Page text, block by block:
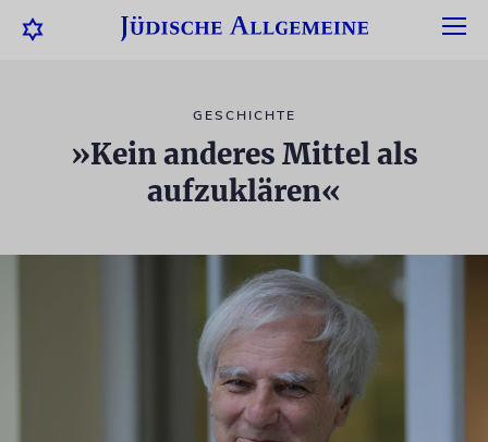
GESCHICHTE
»Kein anderes Mittel als
aufzuklären«